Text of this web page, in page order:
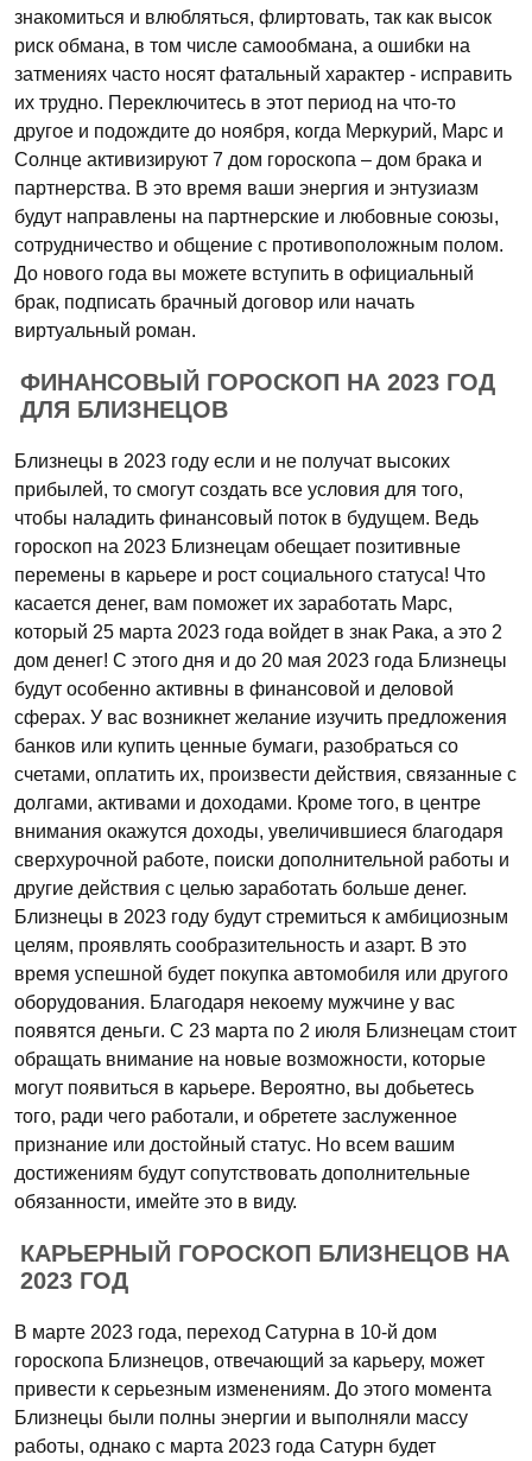
знакомиться и влюбляться, флиртовать, так как высок
риск обмана, в том числе самообмана, а ошибки на
затмениях часто носят фатальный характер - исправить
их трудно. Переключитесь в этот период на что-то
другое и подождите до ноября, когда Меркурий, Марс и
Солнце активизируют 7 дом гороскопа – дом брака и
партнерства. В это время ваши энергия и энтузиазм
будут направлены на партнерские и любовные союзы,
сотрудничество и общение с противоположным полом.
До нового года вы можете вступить в официальный
брак, подписать брачный договор или начать
виртуальный роман.
ФИНАНСОВЫЙ ГОРОСКОП НА 2023 ГОД
ДЛЯ БЛИЗНЕЦОВ
Близнецы в 2023 году если и не получат высоких
прибылей, то смогут создать все условия для того,
чтобы наладить финансовый поток в будущем. Ведь
гороскоп на 2023 Близнецам обещает позитивные
перемены в карьере и рост социального статуса! Что
касается денег, вам поможет их заработать Марс,
который 25 марта 2023 года войдет в знак Рака, а это 2
дом денег! С этого дня и до 20 мая 2023 года Близнецы
будут особенно активны в финансовой и деловой
сферах. У вас возникнет желание изучить предложения
банков или купить ценные бумаги, разобраться со
счетами, оплатить их, произвести действия, связанные с
долгами, активами и доходами. Кроме того, в центре
внимания окажутся доходы, увеличившиеся благодаря
сверхурочной работе, поиски дополнительной работы и
другие действия с целью заработать больше денег.
Близнецы в 2023 году будут стремиться к амбициозным
целям, проявлять сообразительность и азарт. В это
время успешной будет покупка автомобиля или другого
оборудования. Благодаря некоему мужчине у вас
появятся деньги. С 23 марта по 2 июля Близнецам стоит
обращать внимание на новые возможности, которые
могут появиться в карьере. Вероятно, вы добьетесь
того, ради чего работали, и обретете заслуженное
признание или достойный статус. Но всем вашим
достижениям будут сопутствовать дополнительные
обязанности, имейте это в виду.
КАРЬЕРНЫЙ ГОРОСКОП БЛИЗНЕЦОВ НА
2023 ГОД
В марте 2023 года, переход Сатурна в 10-й дом
гороскопа Близнецов, отвечающий за карьеру, может
привести к серьезным изменениям. До этого момента
Близнецы были полны энергии и выполняли массу
работы, однако с марта 2023 года Сатурн будет